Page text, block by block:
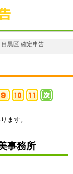
目黒区 確定申告
ます。
事務所